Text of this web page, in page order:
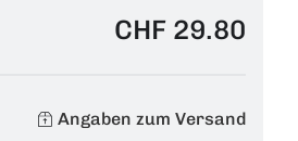
CHF 29.80
Angaben zum Versand